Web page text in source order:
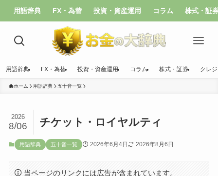
用語辞典 FX・為替 投資・資産運用 コラム 株式・証
用語辞典 FX・為替 投資・資産運用 コラム 株式・証券 クレ
ホーム 用語辞典 五十音一覧
チケット・ロイヤルティ
2026
8/06
用語辞典 五十音一覧 2026年6月4日 2026年8月6日
当ページのリンクには広告が含まれています。